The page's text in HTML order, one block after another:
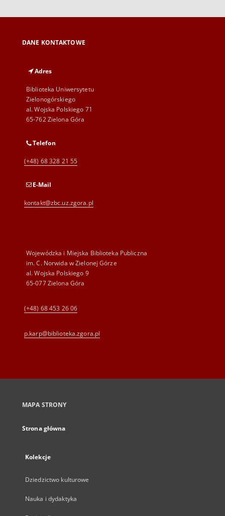
DANE KONTAKTOWE
Adres
Biblioteka Uniwersytetu
Zielonogórskiego
al. Wojska Polskiego 71
65-762 Zielona Góra
Telefon
(+48) 68 328 21 55
E-Mail
kontakt@zbc.uz.zgora.pl
Wojewódzka i Miejska Biblioteka Publiczna
im. C. Norwida w Zielonej Górze
al. Wojska Polskiego 9
65-077 Zielona Góra
(+48) 68 453 26 06
p.karp@biblioteka.zgora.pl
MAPA STRONY
Strona główna
Kolekcje
Dziedzictwo kulturowe
Nauka i dydaktyka